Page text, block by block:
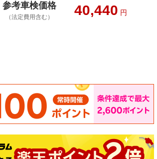
参考車検価格
（法定費用含む） 40,440 円